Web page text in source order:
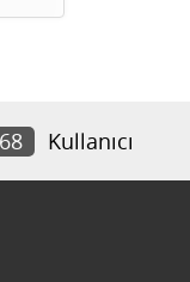
Kullanıcı